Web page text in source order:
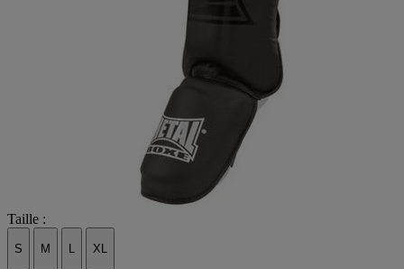
Taille :
S M L XL